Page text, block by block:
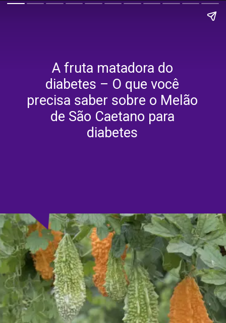
A fruta matadora do
diabetes – O que você
precisa saber sobre o Melão
de São Caetano para
diabetes